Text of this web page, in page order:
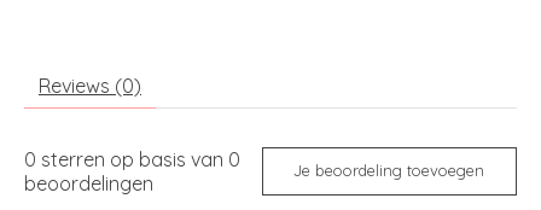
Reviews (0)
0 sterren op basis van 0
beoordelingen
Je beoordeling toevoegen